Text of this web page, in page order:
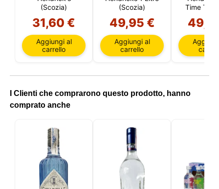
(Scozia)
31,60 €
Aggiungi al
carrello
(Scozia)
49,95 €
Aggiungi al
carrello
Time Tea
I Clienti che comprarono questo prodotto, hanno
comprato anche